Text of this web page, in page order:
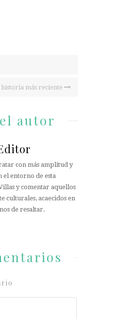
historia más reciente
autor
con más amplitud y
el entorno de esta
y comentar aquellos
culturales, acaecidos en
de resaltar.